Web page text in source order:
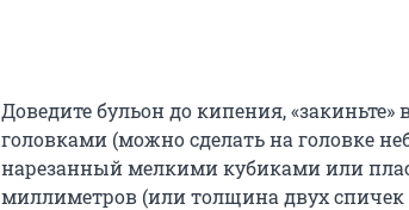
Доведите бульон до кипения,
головками (можно сделать на головке
нарезанный мелкими кубиками или
миллиметров (или толщина двух спичек